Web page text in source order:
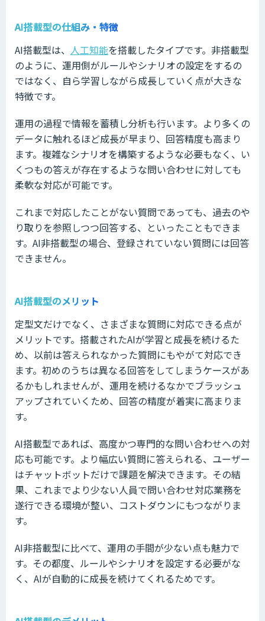
AI搭載型の仕組み・特徴
AI搭載型は、 人工知能を搭載したタイプです。非搭載型
のように、運用側がルールやシナリオの設定をするの
ではなく、自ら学習しながら成長していく点が大きな
特徴です。
運用の過程で情報を蓄積し分析も行います。より多くの
データに触れるほど成長が早まり、回答精度も高まり
ます。複雑なシナリオを構築するような必要もなく、い
くつもの答えが存在するような問い合わせに対しても
柔軟な対応が可能です。
これまで対応したことがない質問であっても、過去のや
り取りを参照しつつ回答する、といったこともできま
す。AI非搭載型の場合、登録されていない質問には回答
できません。
AI搭載型のメリット
定型文だけでなく、さまざまな質問に対応できる点が
メリットです。搭載されたAIが学習と成長を続けるた
め、以前は答えられなかった質問にもやがて対応でき
ます。初めのうちは異なる回答をしてしまうケースがあ
るかもしれませんが、運用を続けるなかでブラッシュ
アップされていくため、回答の精度が着実に高まりま
す。
AI搭載型であれば、高度かつ専門的な問い合わせへの対
応も可能です。より幅広い質問に答えられる、ユーザー
はチャットボットだけで課題を解決できます。その結
果、これまでより少ない人員で問い合わせ対応業務を
遂行できる環境が整い、コストダウンにもつながりま
す。
AI非搭載型に比べて、運用の手間が少ない点も魅力で
す。その都度、ルールやシナリオを設定する必要がな
く、AIが自動的に成長を続けてくれるためです。